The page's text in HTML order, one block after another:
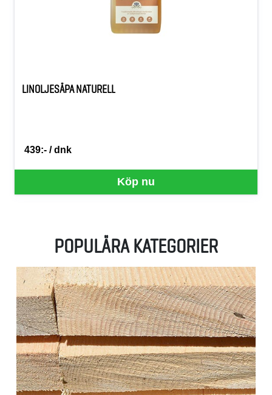
LINOLJESÅPA NATURELL
Köp nu
439:- / dnk
SEK per DNK
POPULÄRA KATEGORIER